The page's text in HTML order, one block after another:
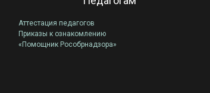
Аттестация педагогов
Приказы к ознакомлению
«Помощник Рособрнадзора»